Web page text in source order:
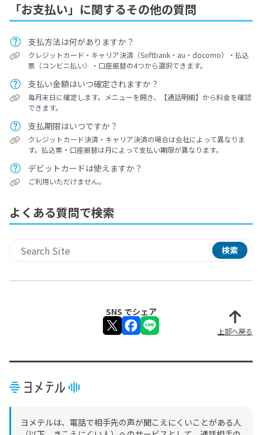
「お支払い」に関するその他の質問
支払方法は何がありますか？
クレジットカード・キャリア決済（Softbank・au・docomo）・払込
票（コンビニ払い）・口座振替の4つから選択できます。
支払い金額はいつ確定されますか？
毎月末日に確定します。メニューを開き、【通話明細】から料金を確認
できます。
支払期限はいつですか？
クレジットカード決済・キャリア決済の場合は会社によって異なりま
す。払込票・口座振替は月によって支払い期限が異なります。
デビットカードは使えますか？
ご利用いただけません。
よくある質問で検索
サイト内検索 検索
SNS でシェア
上部へ戻る
ヨメテルは、電話で相手先の声が聞こえにくいことがある人